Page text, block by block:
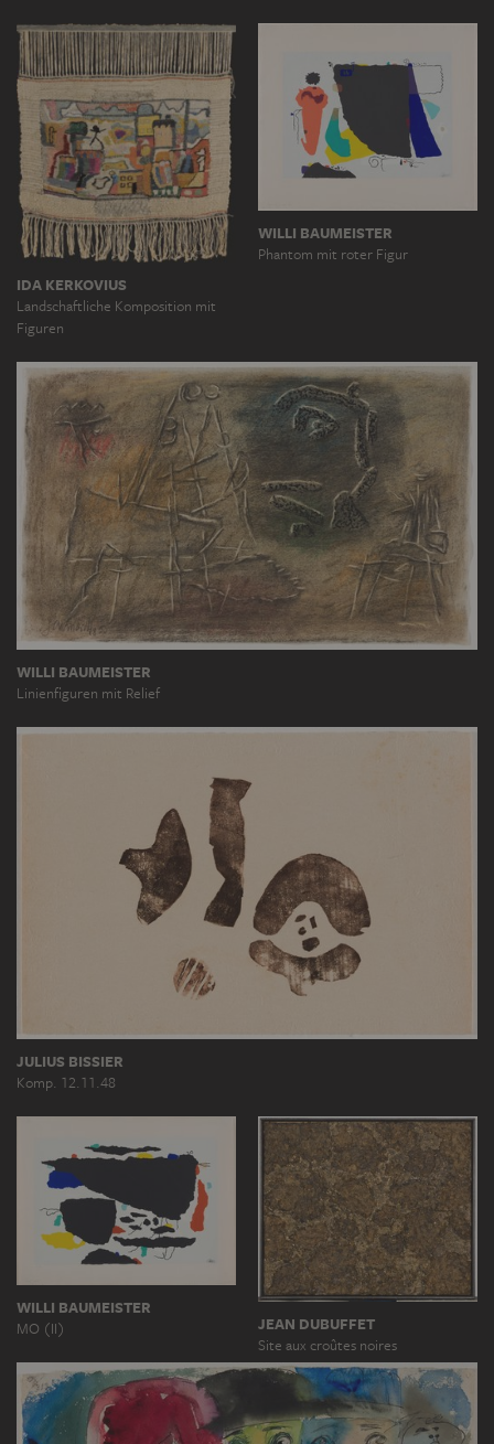
IDA KERKOVIUS
Landschaftliche Komposition mit
Figuren
WILLI BAUMEISTER
Linienfiguren mit Relief
JULIUS BISSIER
Komp. 12.11.48
WILLI BAUMEISTER
Phantom mit roter Figur
WILLI BAUMEISTER
MO (II) JEAN DUBUFFET
Site aux croûtes noires